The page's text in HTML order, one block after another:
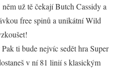
už tě čekají Butch Cassidy a
free spinů a unikátní Wild
ti bude nejvíc sedět hra Super
v ní 81 linií s klasickým